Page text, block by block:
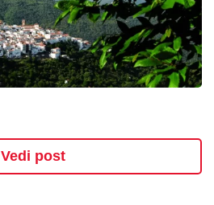
Vedi post